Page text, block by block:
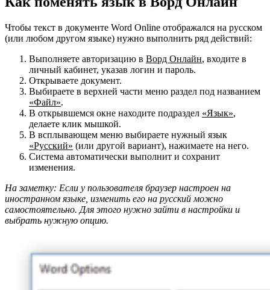
Чтобы текст в документе Word Online отображался на русском
(или любом другом языке) нужно выполнить ряд действий:
Выполняете авторизацию в Ворд Онлайн, входите в
личный кабинет, указав логин и пароль.
Открываете документ.
Выбираете в верхней части меню раздел под названием
«Файл».
В открывшемся окне находите подраздел «Язык»,
делаете клик мышкой.
В всплывающем меню выбираете нужный язык
«Русский» (или другой вариант), нажимаете на него.
Система автоматически выполнит и сохранит
изменения.
На заметку: Если у пользователя браузер настроен на
иностранном языке, изменить его на русский можно
самостоятельно. Для этого нужно зайти в настройки и
выбрать нужную опцию.